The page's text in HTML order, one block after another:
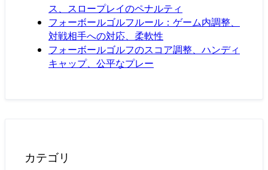
ス、スロープレイのペナルティ
フォーボールゴルフルール：ゲーム内調整、
対戦相手への対応、柔軟性
フォーボールゴルフのスコア調整、ハンディ
キャップ、公平なプレー
カテゴリ